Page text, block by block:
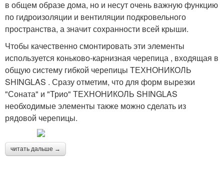
в общем образе дома, но и несут очень важную функцию
по гидроизоляции и вентиляции подкровельного
пространства, а значит сохранности всей крыши.
Чтобы качественно смонтировать эти элементы
используется коньково-карнизная черепица , входящая в
общую систему гибкой черепицы ТЕХНОНИКОЛЬ
SHINGLAS . Сразу отметим, что для форм вырезки
"Соната" и "Трио" ТЕХНОНИКОЛЬ SHINGLAS
необходимые элементы также можно сделать из
рядовой черепицы.
читать дальше →